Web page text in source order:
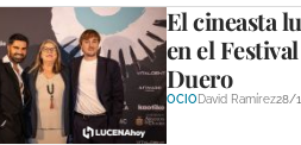
El cineasta
en el
Duero
OCIODavid Ramírez28/